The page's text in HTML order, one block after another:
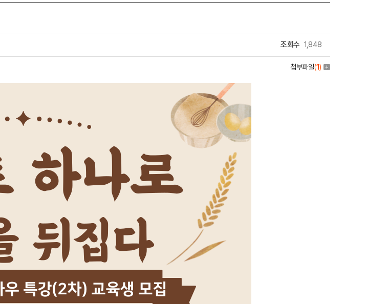
조회수 1,848
첨부파일(1)